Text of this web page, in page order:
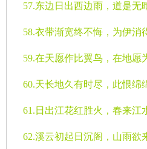
57.东边日出西边雨，道是无
58.衣带渐宽终不悔，为伊消
59.在天愿作比翼鸟，在地愿
60.天长地久有时尽，此恨绵
61. 日出江花红胜火，春来江
62.溪云初起日沉阁，山雨欲